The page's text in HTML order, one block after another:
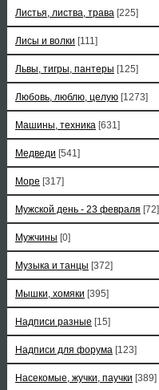
Листья, листва, трава [225]
Лисы и волки [111]
Львы, тигры, пантеры [125]
Любовь, люблю, целую [1273]
Машины, техника [631]
Медведи [541]
Море [317]
Мужской день - 23 февраля [72]
Мужчины [0]
Музыка и танцы [372]
Мышки, хомяки [395]
Надписи разные [15]
Надписи для форума [123]
Насекомые, жучки, паучки [389]